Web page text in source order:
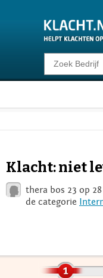
Klacht
Klacht: niet
thera bos 23 op
de categorie